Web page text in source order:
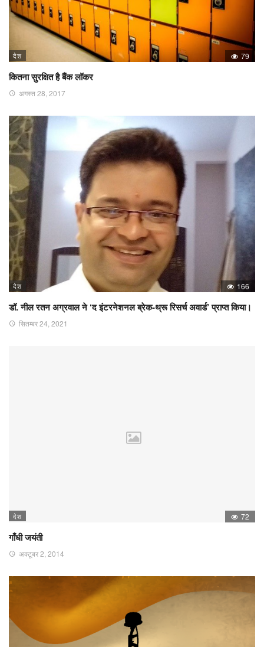
देश 79
कितना सुरक्षित है बैंक लॉकर
अगस्त 28, 2017
देश 166
डॉ. नील रतन अग्रवाल ने ‘द इंटरनेशनल ब्रेक-थ्रू रिसर्च अवार्ड’ प्राप्त किया।
सितम्बर 24, 2021
देश 72
गाँधी जयंती
अक्टूबर 2, 2014